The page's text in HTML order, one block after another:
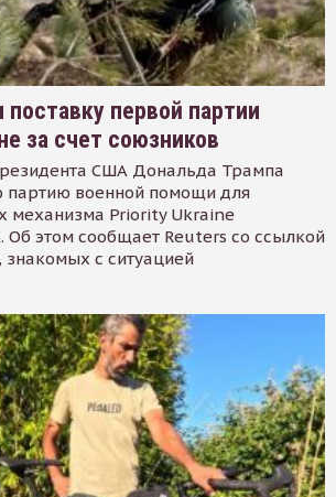
первой партии
за счет союзников
США Дональда Трампа
партию военной помощи для
механизма Priority Ukraine
Об этом сообщает Reuters со ссылкой
знакомых с ситуацией